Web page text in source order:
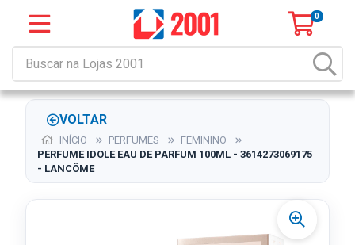
0
VOLTAR
INÍCIO PERFUMES
FEMININO
PERFUME IDOLE EAU DE PARFUM 100ML - 3614273069175
- LANCÔME